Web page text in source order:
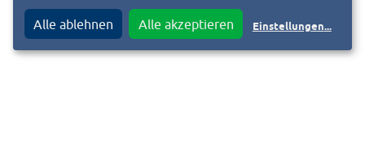
WWW.KLINIKUM-DARMSTADT.DE
Alle ablehnen Alle akzeptieren Einstellungen...